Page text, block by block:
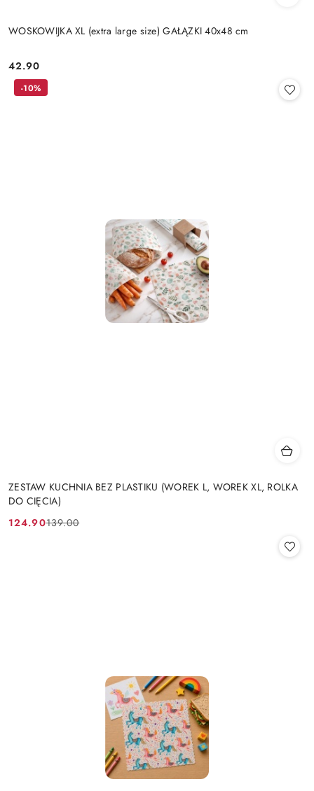
WOSKOWIJKA XL (extra large size) GAŁĄZKI 40x48 cm
Cena:
42.90
ZESTAW KUCHNIA BEZ PLASTIKU (WOREK L, WOREK XL, ROLKA
DO CIĘCIA)
Cena
124.90
Cena
139.00
-10%